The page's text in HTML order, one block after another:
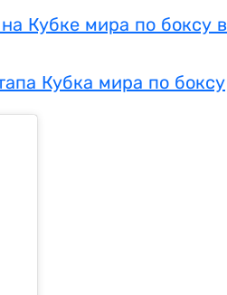
Кубке мира по боксу в
Кубка мира по боксу